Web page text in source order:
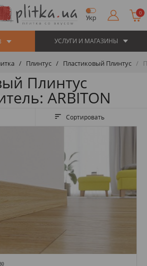
Укр
0
УСЛУГИ И МАГАЗИНЫ
Плинтус Пластиковый Плинтус
Плинтус
ARBITON
Сортировать